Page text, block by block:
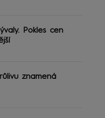
Pokles cen
znamená